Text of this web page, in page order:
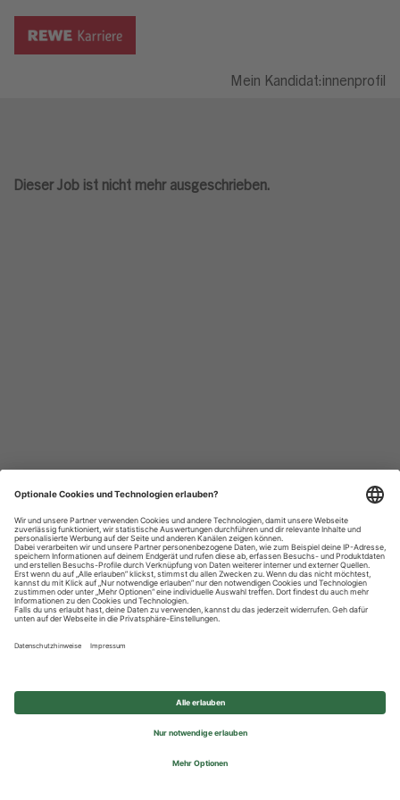
Mein Kandidat:innenprofil
Dieser Job ist nicht mehr ausgeschrieben.
Datenschutzhinweise
Impressum
Privatsphäre-Einstellungen
© 2026 REWE Group - All rights reserved